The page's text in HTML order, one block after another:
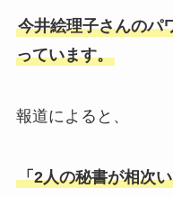
今井絵理子さんのパ
っています。
報道によると、
「2人の秘書が相次